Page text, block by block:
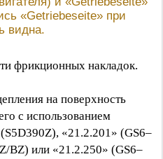
«Getriebeseite» при
видна.
фрикционных накладок.
на поверхность
с использованием
«21.2.201» (GS6–
BZ) или «21.2.250» (GS6–